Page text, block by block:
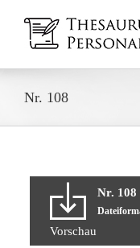
Inhalt
springen
Nr. 108
Nr. 108
Vorschau